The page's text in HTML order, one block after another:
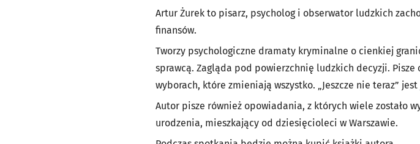
Artur Żurek to pisarz, psycholog i obserwator ludzkich
finansów.
Tworzy psychologiczne dramaty kryminalne o cienkiej
sprawcą. Zagląda pod powierzchnię ludzkich decyzji.
wyborach, które zmieniają wszystko. „Jeszcze nie teraz”
Autor pisze również opowiadania, z których wiele zostało
urodzenia, mieszkający od dziesięcioleci w Warszawie.